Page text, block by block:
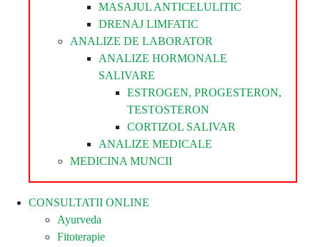
MASAJUL ANTICELULITIC
DRENAJ LIMFATIC
ANALIZE DE LABORATOR
ANALIZE HORMONALE
SALIVARE
ESTROGEN, PROGESTERON,
TESTOSTERON
CORTIZOL SALIVAR
ANALIZE MEDICALE
MEDICINA MUNCII
CONSULTATII ONLINE
Ayurveda
Fitoterapie